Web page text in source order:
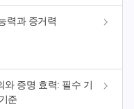
력과 증거력
증명 효력: 필수 기
준